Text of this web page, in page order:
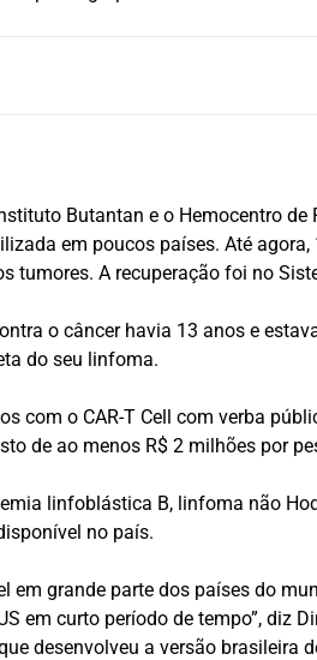
Butantan e o Hemocentro
em poucos países. Até
tumores. A recuperação foi no
o câncer havia 13 anos e
do seu linfoma.
com o CAR-T Cell com verba
de ao menos R$ 2 milhões por
linfoblástica B, linfoma não
no país.
em grande parte dos países do
em curto período de tempo”, diz
desenvolveu a versão brasileira